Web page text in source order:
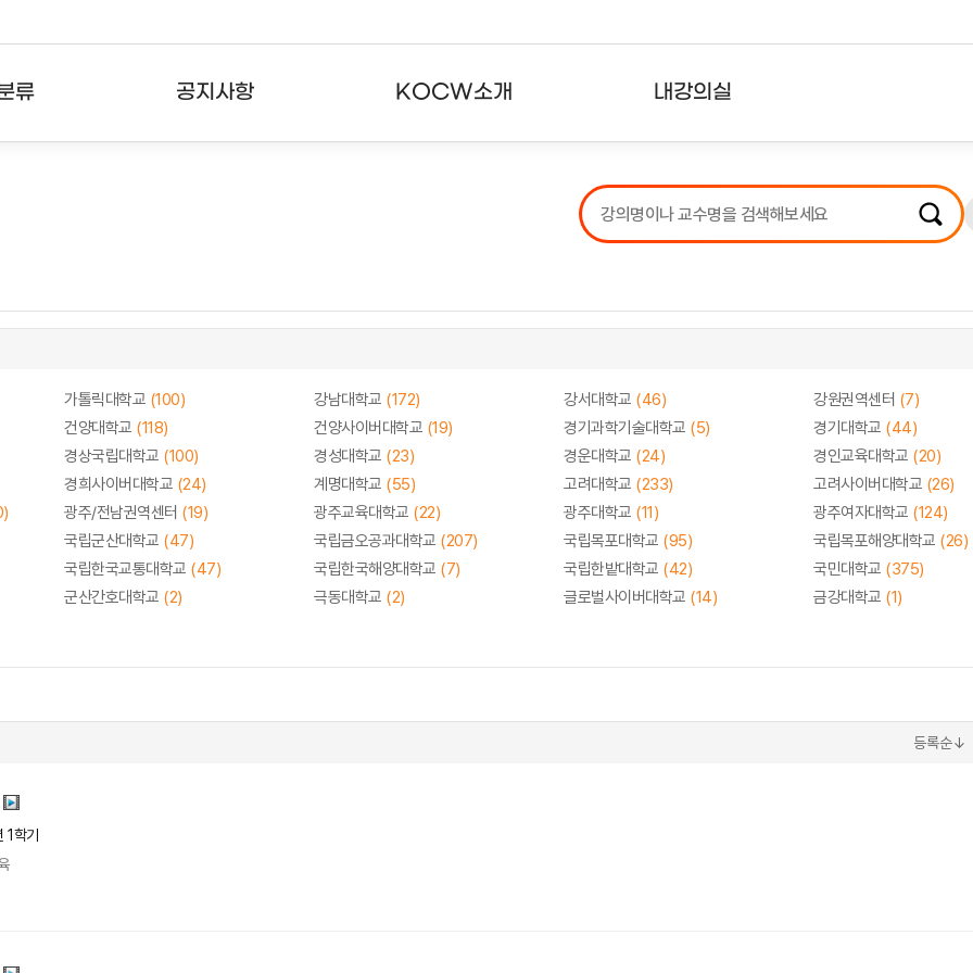
류 공지사항 KOCW소개 내강의실
강의리스트
수강확인증강의
가톨릭대학교 (100) 강남대학교 (172) 강서대학교 (46) 강원권역센터 (7)
건양대학교 (118) 건양사이버대학교 (19) 경기과학기술대학교 (5) 경기대학교 (44)
경상국립대학교 (100) 경성대학교 (23) 경운대학교 (24) 경인교육대학교 (20)
경희사이버대학교 (24) 계명대학교 (55) 고려대학교 (233) 고려사이버대학교 (26)
광주/전남권역센터 (19) 광주교육대학교 (22) 광주대학교 (11) 광주여자대학교 (124)
국립군산대학교 (47) 국립금오공과대학교 (207) 국립목포대학교 (95) 국립목포해양대학교 (26)
국립한국교통대학교 (47) 국립한국해양대학교 (7) 국립한밭대학교 (42) 국민대학교 (375)
군산간호대학교 (2) 극동대학교 (2) 글로벌사이버대학교 (14) 금강대학교 (1)
등록순↓
학기